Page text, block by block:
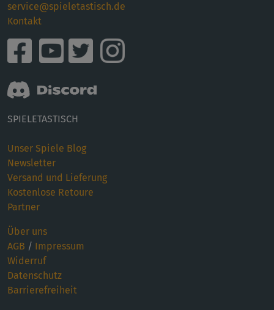
service@spieletastisch.de
Kontakt
SPIELETASTISCH
Unser Spiele Blog
Newsletter
Versand und Lieferung
Kostenlose Retoure
Partner
Über uns
AGB / Impressum
Widerruf
Datenschutz
Barrierefreiheit